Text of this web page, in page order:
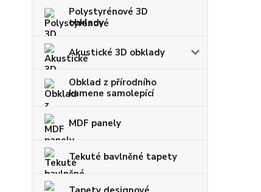
Polystyrénové 3D
obklady
Akustické 3D obklady
Obklad z přírodního
kamene samolepící
MDF panely
Tekuté bavlněné tapety